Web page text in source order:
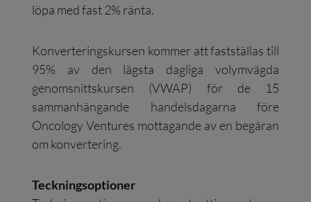
löpa med fast 2% ränta.
Konverteringskursen kommer att fastställas till
95% av den lägsta dagliga volymvägda
genomsnittskursen (VWAP) för de 15
sammanhängande handelsdagarna före
Oncology Ventures mottagande av en begäran
om konvertering.
Teckningsoptioner